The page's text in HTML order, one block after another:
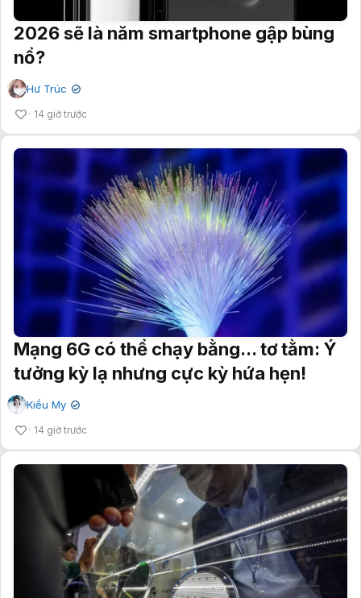
2026 sẽ là năm smartphone gập bùng
nổ?
Hư Trúc ✔
14 giờ trước
Mạng 6G có thể chạy bằng... tơ tằm: Ý
tưởng kỳ lạ nhưng cực kỳ hứa hẹn!
Kiều My ✔
14 giờ trước